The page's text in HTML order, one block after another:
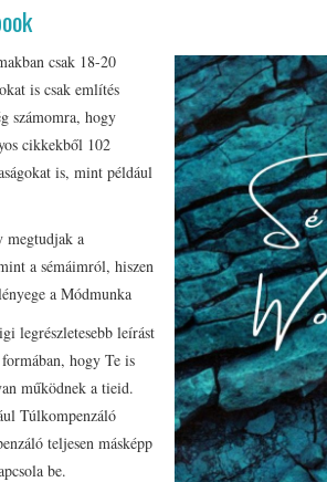
csak 18-20
is csak említés
számomra, hogy
cikkekből 102
is, mint például
megtudjak a
a sémáimról, hiszen
a Módmunka
legrészletesebb leírást
hogy Te is
működnek a tieid.
Túlkompenzáló
teljesen másképp
be.